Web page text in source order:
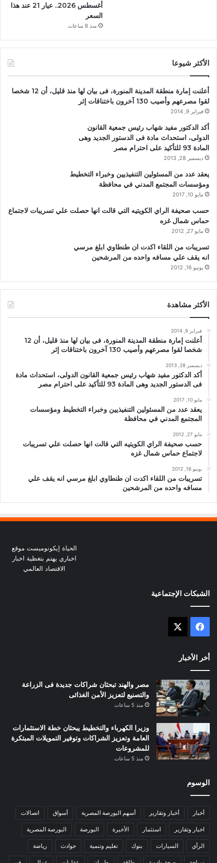
أغسطس 2026.. عيار 21 عند هذا
السعر
منذ 8 ساعات
الأكثر شيوعا
أعلنت إمارة منطقة المدينة المنورة، فى بيان لها منذ قليل، أن 12 شخصا
لقوا مصرعهم وأصيب 130 آخرون باختناقات إثر
فبراير 9, 2014
أكد الدكتور مفيد شهاب رئيس جمعية القانون
الدولى، استحداث مادة فى الدستور الجديد وهى
المادة 93 للتأكيد على احترام مصر
ديسمبر 28, 2013
يعقد عدد من المسئولين التنفيذيين وخبراء التخطيط
ومؤسسات المجتمع المدني في محافظة
مايو 10, 2017
حسب صحيفة الراي الكويتيه التي قالت انها حصلت علي تسريبات لاجتماع
حماس شمال غزه
مايو 27, 2012
تسريبات من اللقاء اكدت ان طنطاوي ابلغ مرسي
انه يقف علي مسافه واحده من المرشحين
يونيو 16, 2012
الأكثر مشاهدة
فبراير 9, 2014
أعلنت إمارة منطقة المدينة المنورة، فى بيان لها منذ قليل، أن 12
شخصا لقوا مصرعهم وأصيب 130 آخرون باختناقات إثر
ديسمبر 28, 2013
أكد الدكتور مفيد شهاب رئيس جمعية القانون الدولى، استحداث مادة
فى الدستور الجديد وهى المادة 93 للتأكيد على احترام مصر
مايو 10, 2017
يعقد عدد من المسئولين التنفيذيين وخبراء التخطيط ومؤسسات
المجتمع المدني في محافظة
مايو 27, 2012
حسب صحيفة الراي الكويتيه التي قالت انها حصلت علي تسريبات
لاجتماع حماس شمال غزه
يونيو 16, 2012
تسريبات من اللقاء اكدت ان طنطاوي ابلغ مرسي انه يقف علي
مسافه واحده من المرشحين
الحياة إيكونوميست موقع
اخباري يهتم بتغظية اخبار
الاقتصاد العالمي
الشبكات الإجتماعية
فيسبوك
أخر الأخبار
مصر والهند تبحثان شراكات جديدة فى الزراعة
والتصنيع لتعزيز الأمن الغذائى
منذ 5 ساعات
وزيرا الكهرباء والتخطيط يبحثان خطة الاستثمارات
العامة وتعزيز الشراكات وتوفير التمويلات المبتكرة
للمشروعات
منذ 5 ساعات
الوسوم
أخبار أخبار وتقارير أسهم البورصة المصرية أسواق اتصالات
اخبار وتقارير استثمار الأخيرة البورصة البورصة المصرية
الرأي السيارات بنوك تعليم وتنمية حوادث رياضة